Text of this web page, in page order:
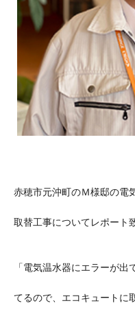
赤穂市元沖町のＭ様邸の電
取替工事についてレポート
「電気温水器にエラーが
てるので、エコキュートに